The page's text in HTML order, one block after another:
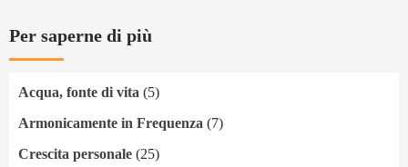
Per saperne di più
Acqua, fonte di vita (5)
Armonicamente in Frequenza (7)
Crescita personale (25)